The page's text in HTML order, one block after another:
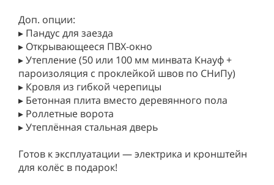
Доп. опции:
▸ Пандус для заезда
▸ Открывающееся ПВХ-окно
▸ Утепление (50 или 100 мм минвата Кнауф +
пароизоляция с проклейкой швов по СНиПу)
▸ Кровля из гибкой черепицы
▸ Бетонная плита вместо деревянного пола
▸ Роллетные ворота
▸ Утеплённая стальная дверь
Готов к эксплуатации — электрика и кронштейн
для колёс в подарок!